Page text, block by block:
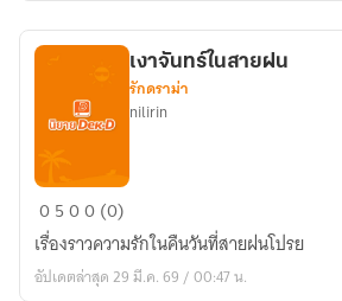
เงา
จันทร์
ใน
สาย
เงาจันทร์ในสายฝน
รักดราม่า
nilirin
0500 (0)
เรื่องราวความรักในคืนวันที่สายฝนโปรย
อัปเดตล่าสุด 29 มี.ค. 69 / 00:47 น.